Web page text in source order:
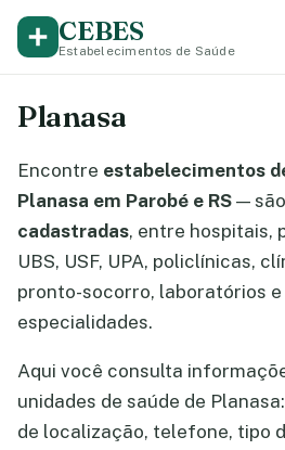
CEBES
Estabelecimentos de Saúde
Planasa
Encontre estabelecimentos
Planasa em Parobé e RS — são
cadastradas, entre hospitais,
UBS, USF, UPA, policlínicas,
pronto-socorro, laboratórios
especialidades.
Aqui você consulta
unidades de saúde de
de localização, telefone, tipo